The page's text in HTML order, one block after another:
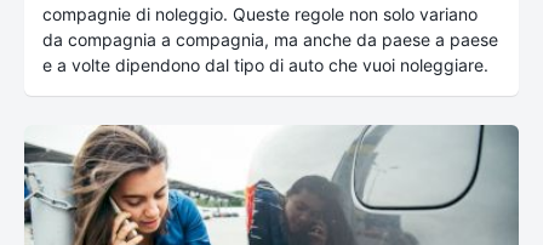
compagnie di noleggio. Queste regole non solo variano
da compagnia a compagnia, ma anche da paese a paese
e a volte dipendono dal tipo di auto che vuoi noleggiare.